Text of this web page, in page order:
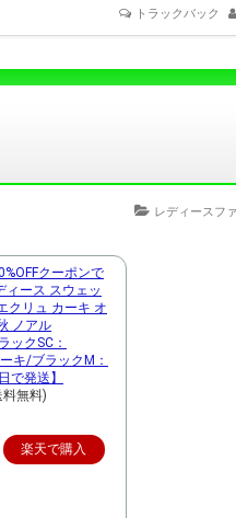
トラックバック
レディースフ
クーポンで
ィース スウェッ
クリュ カーキ オ
ノアル
ックSC：
キ/ブラックM：
で発送】
無料)
楽天で購入